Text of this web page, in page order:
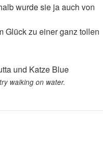
wurde sie ja auch von
Glück zu einer ganz tollen
und Katze Blue
walking on water.